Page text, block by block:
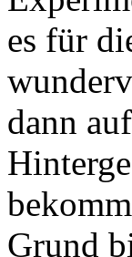
es für
dann
Grund